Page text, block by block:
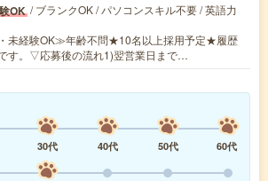
OK / ブランクOK / パソコンスキル不要 / 英語力
未経験OK≫年齢不問★10名以上採用予定★履歴
す。▽応募後の流れ1)翌営業日まで…
30代 40代 50代
60代